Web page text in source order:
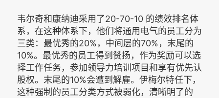
韦尔奇和康纳迪采用了20-70-10 的绩效排名体
系，在这种体系下，他们将通用电气的员工分为
三类：最优秀的20%，中间层的70%，末尾的
10%。最优秀的员工得到赞扬，作为奖励可以选
择工作任务，参加领导力培训项目和享有优先认
股权。末尾的10%会遭到解雇。伊梅尔特任下，
这种强制的员工分类方式被弱化，清晰明了的